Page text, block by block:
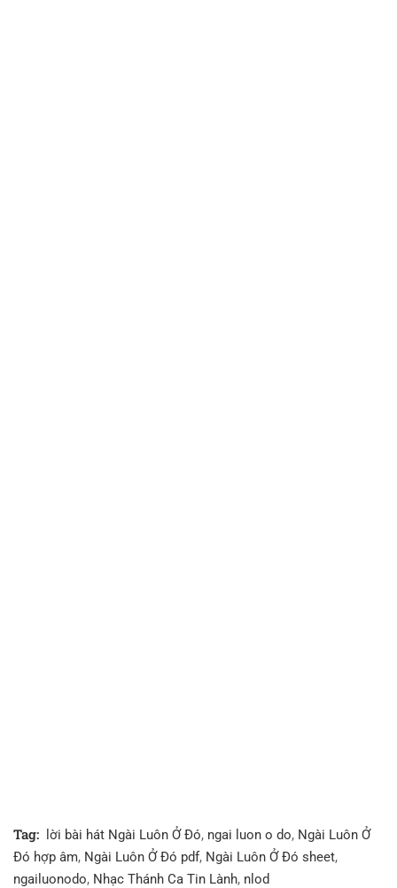
Tag: lời bài hát Ngài Luôn Ở Đó, ngai luon o do, Ngài Luôn Ở
Đó hợp âm, Ngài Luôn Ở Đó pdf, Ngài Luôn Ở Đó sheet,
ngailuonodo, Nhạc Thánh Ca Tin Lành, nlod